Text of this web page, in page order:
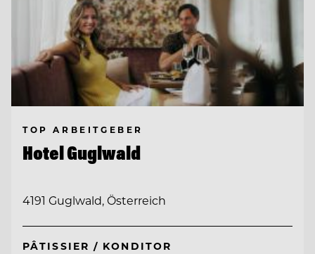
TOP ARBEITGEBER
Hotel Guglwald
4191 Guglwald, Österreich
PÂTISSIER / KONDITOR